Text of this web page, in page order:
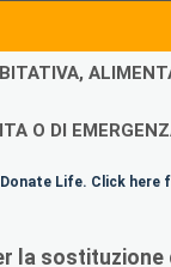
O DI
Life. Click
la